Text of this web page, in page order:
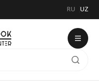
RU UZ